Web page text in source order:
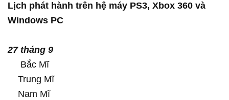
Lịch phát hành trên hệ máy PS3, Xbox 360 và
Windows PC
27 tháng 9
Bắc Mĩ
Trung Mĩ
Nam Mĩ